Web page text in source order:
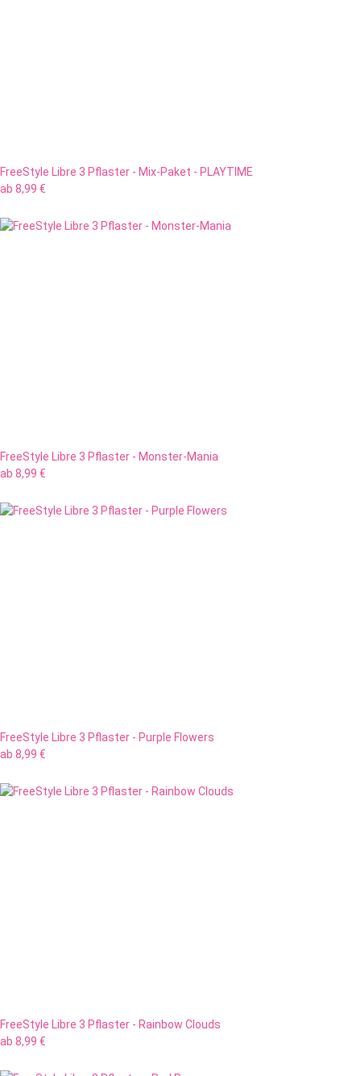
FreeStyle Libre 3 Pflaster - Mix-Paket - PLAYTIME
ab 8,99 €
FreeStyle Libre 3 Pflaster - Monster-Mania
ab 8,99 €
FreeStyle Libre 3 Pflaster - Purple Flowers
ab 8,99 €
FreeStyle Libre 3 Pflaster - Rainbow Clouds
ab 8,99 €